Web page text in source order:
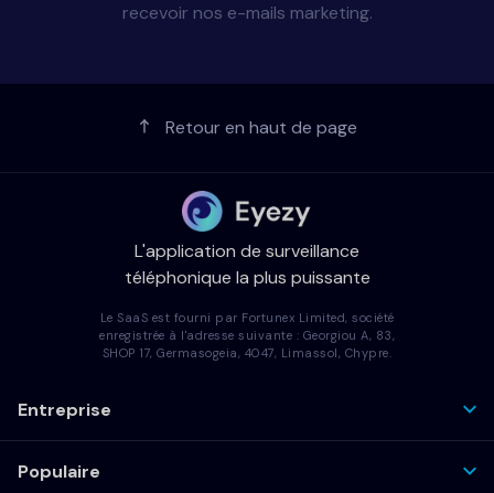
recevoir nos e-mails marketing.
Retour en haut de page
L'application de surveillance
téléphonique la plus puissante
Le SaaS est fourni par Fortunex Limited, société
enregistrée à l'adresse suivante : Georgiou A, 83,
SHOP 17, Germasogeia, 4047, Limassol, Chypre.
Entreprise
Populaire